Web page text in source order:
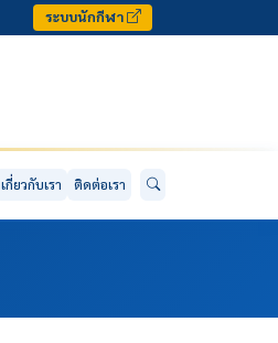
ระบบนักกีฬา
เกี่ยวกับเรา ติดต่อเรา